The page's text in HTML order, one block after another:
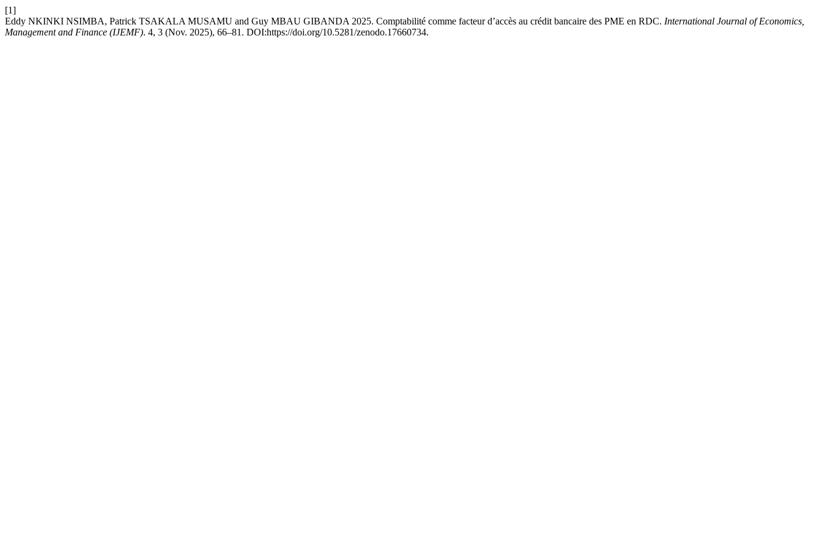
[1]
Eddy NKINKI NSIMBA, Patrick TSAKALA MUSAMU and Guy MBAU GIBANDA 2025. Comptabilité comme facteur d’accès au crédit bancaire des PME en RDC. International Journal of Economics,
Management and Finance (IJEMF). 4, 3 (Nov. 2025), 66–81. DOI:https://doi.org/10.5281/zenodo.17660734.